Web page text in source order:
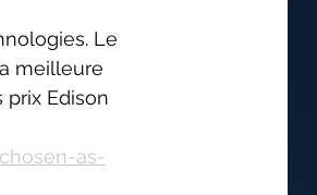
Le
meilleure
Edison
as-